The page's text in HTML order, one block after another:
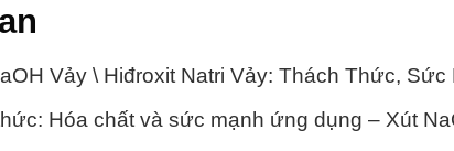
Vảy \ Hiđroxit Natri Vảy: Thách Thức,
Hóa chất và sức mạnh ứng dụng – Xút